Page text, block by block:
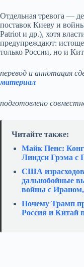
Отдельная тревога —
поставок Киеву и
Patriot и др.), хотя
предупреждают:
только России, но и
перевод и аннотация
материал
подготовлено
Читайте также:
Майк Пенс:
Линдси Грэма с
США
дальнобойные
войны с
Почему Трамп
Россия и Китай